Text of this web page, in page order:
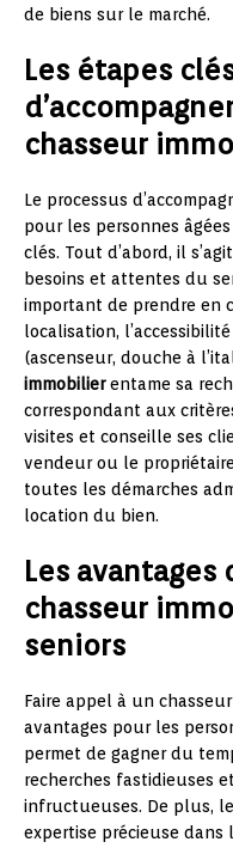
de biens sur le marché.
Les étapes
chasseur
Le processus
pour les personnes
clés. Tout d’abord, il
besoins et attentes du
important de prendre en
localisation,
(ascenseur, douche à
immobilierentame sa
correspondant aux
visites et conseille ses
vendeur ou le
toutes les démarches
location du bien.
Les avantages
chasseur
seniors
Faire appel à un
avantages pour les
permet de gagner du
recherches fastidieuses
infructueuses. De plus,
expertise précieuse